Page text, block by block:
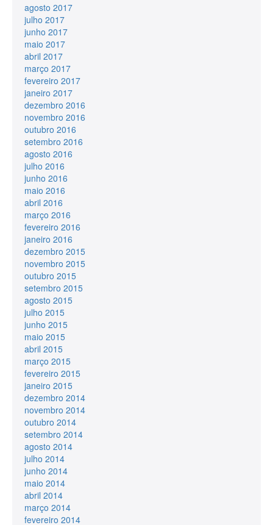
agosto 2017
julho 2017
junho 2017
maio 2017
abril 2017
março 2017
fevereiro 2017
janeiro 2017
dezembro 2016
novembro 2016
outubro 2016
setembro 2016
agosto 2016
julho 2016
junho 2016
maio 2016
abril 2016
março 2016
fevereiro 2016
janeiro 2016
dezembro 2015
novembro 2015
outubro 2015
setembro 2015
agosto 2015
julho 2015
junho 2015
maio 2015
abril 2015
março 2015
fevereiro 2015
janeiro 2015
dezembro 2014
novembro 2014
outubro 2014
setembro 2014
agosto 2014
julho 2014
junho 2014
maio 2014
abril 2014
março 2014
fevereiro 2014